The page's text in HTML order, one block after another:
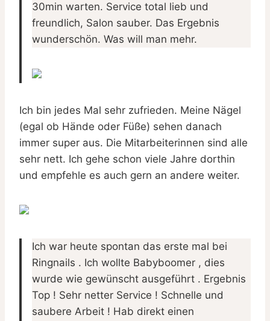
30min warten. Service total lieb und
freundlich, Salon sauber. Das Ergebnis
wunderschön. Was will man mehr.
Ich bin jedes Mal sehr zufrieden. Meine Nägel
(egal ob Hände oder Füße) sehen danach
immer super aus. Die Mitarbeiterinnen sind alle
sehr nett. Ich gehe schon viele Jahre dorthin
und empfehle es auch gern an andere weiter.
Ich war heute spontan das erste mal bei
Ringnails . Ich wollte Babyboomer , dies
wurde wie gewünscht ausgeführt . Ergebnis
Top ! Sehr netter Service ! Schnelle und
saubere Arbeit ! Hab direkt einen